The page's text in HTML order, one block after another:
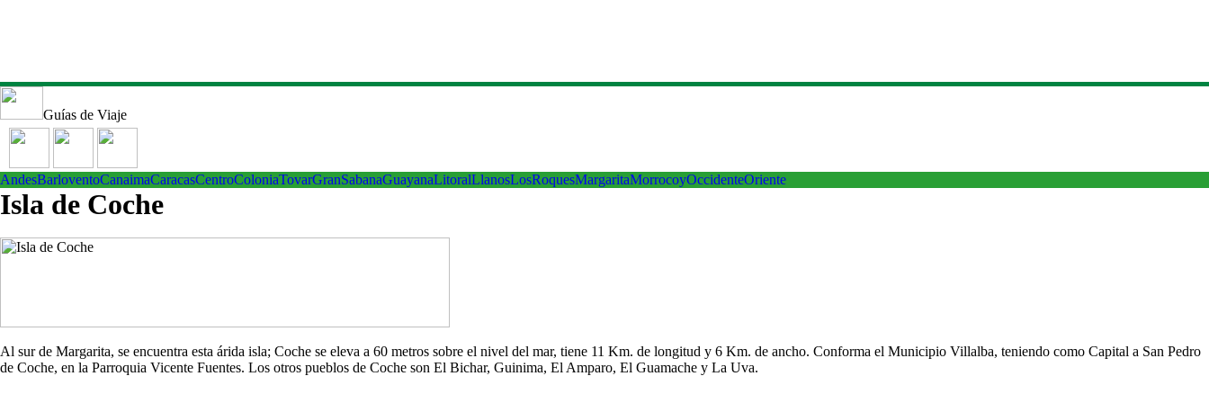
Guías de Viaje
AndesBarloventoCanaimaCaracasCentroColoniaTovarGranSabanaGuayanaLitoralLlanosLosRoquesMargaritaMorrocoyOccidenteOriente
Isla de Coche
Al sur de Margarita, se encuentra esta árida isla; Coche se eleva a 60 metros sobre el nivel del mar, tiene 11 Km. de longitud y 6 Km. de ancho. Conforma el Municipio Villalba, teniendo como Capital a San Pedro
de Coche, en la Parroquia Vicente Fuentes. Los otros pueblos de Coche son El Bichar, Guinima, El Amparo, El Guamache y La Uva.